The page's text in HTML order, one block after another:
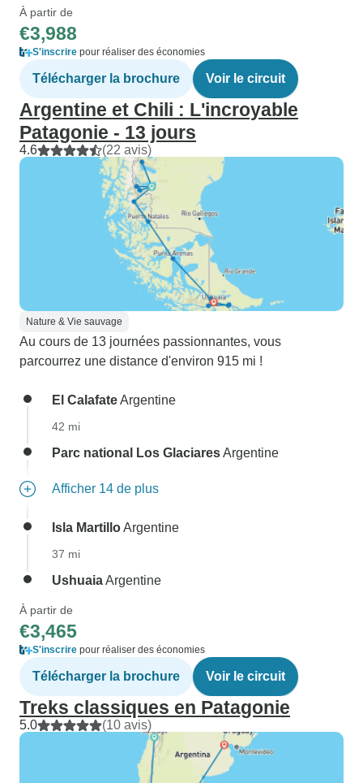
À partir de
€3,988
S'inscrire pour réaliser des économies
Télécharger la brochure Voir le circuit
Argentine et Chili : L'incroyable
Patagonie - 13 jours
4.6 (22 avis)
Nature & Vie sauvage
Au cours de 13 journées passionnantes, vous
parcourrez une distance d'environ 915 mi !
El CalafateArgentine
42 mi
Parc national Los GlaciaresArgentine
Afficher 14 de plus
Isla MartilloArgentine
37 mi
UshuaiaArgentine
À partir de
€3,465
S'inscrire pour réaliser des économies
Télécharger la brochure Voir le circuit
Treks classiques en Patagonie
5.0 (10 avis)